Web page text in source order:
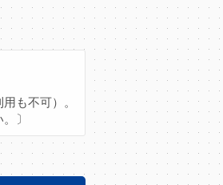
も不可）。
〕